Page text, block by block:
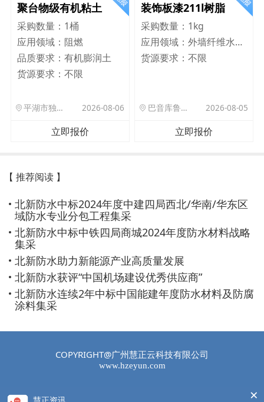
聚台物级有机粘土
采购数量： 1桶
应用领域： 阻燃
品质要求： 有机膨润土
货源要求： 不限
平湖市独山港镇集港路 589 号 2026-08-06
立即报价
装饰板漆211l树脂
采购数量： 1kg
应用领域：
外墙纤维水泥板
货源要求：不限
巴音库鲁提镇,托帕口岸六号库房 2026-08-05
立即报价
【 推荐阅读 】
北新防水中标2024年度中建四局西北/华南/华东区
域防水专业分包工程集采
北新防水中标中铁四局商城2024年度防水材料战略
集采
北新防水助力新能源产业高质量发展
北新防水获评“中国机场建设优秀供应商”
北新防水连续2年中标中国能建年度防水材料及防腐
涂料集采
COPYRIGHT@广州慧正云科技有限公司
www.hzeyun.com
×